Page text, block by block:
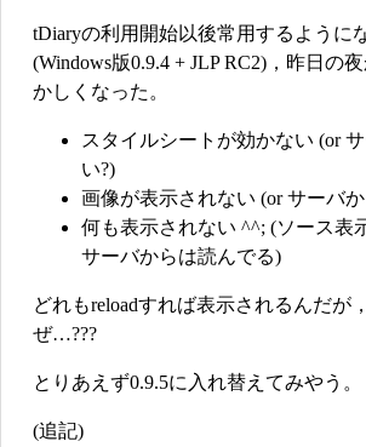
tDiaryの利用開始以後常用するように
(Windows版0.9.4 + JLP RC2)，昨日の
かしくなった。
スタイルシートが効かない (or
い?)
画像が表示されない (or サーバ
何も表示されない ^^; (ソース表
サーバからは読んでる)
どれもreloadすれば表示されるんだが
ぜ…???
とりあえず0.9.5に入れ替えてみやう。
(追記)